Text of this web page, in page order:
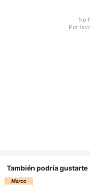
No
Por
También podría gustarte